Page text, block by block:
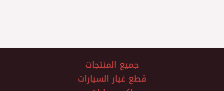
جميع المنتجات
قطع غيار السيارات